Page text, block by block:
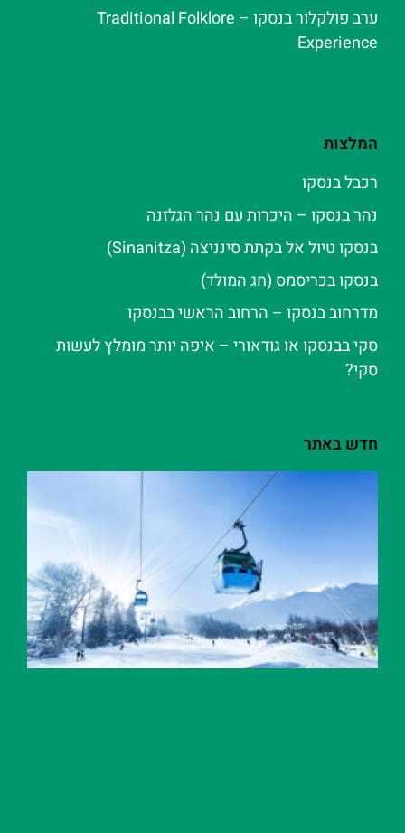
ערב פולקלור בנסקו – Traditional Folklore
Experience
המלצות
רכבל בנסקו
נהר בנסקו – היכרות עם נהר הגלזנה
בנסקו טיול אל בקתת סינניצה (Sinanitza)
בנסקו בכריסמס (חג המולד)
מדרחוב בנסקו – הרחוב הראשי בבנסקו
סקי בבנסקו או גודאורי – איפה יותר מומלץ לעשות
סקי?
חדש באתר